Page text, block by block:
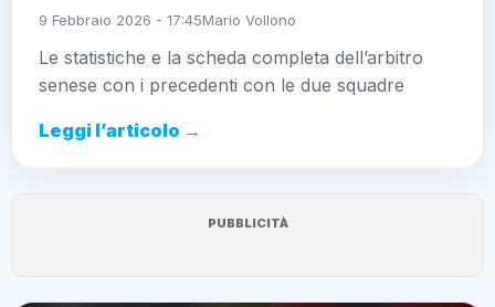
9 Febbraio 2026 - 17:45Mario Vollono
Le statistiche e la scheda completa dell’arbitro
senese con i precedenti con le due squadre
Leggi l’articolo →
PUBBLICITÀ